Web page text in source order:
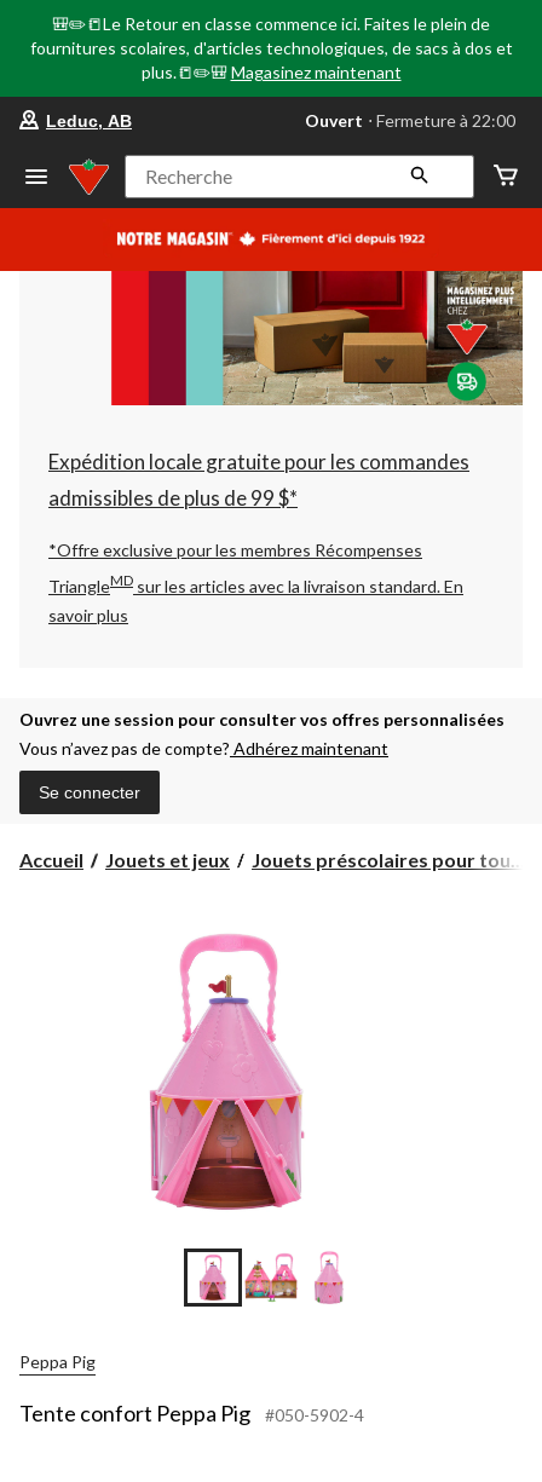
🎒✏️📒Le Retour en classe commence ici. Faites le plein de
fournitures scolaires, d'articles technologiques, de sacs à dos et
plus.📒✏️🎒 Magasinez maintenant
votre
préféré
Leduc,
AB,
courament
Fermeture
à
22:00
cliquer
pour
changer
Leduc, AB Ouvert ⋅ Fermeture à 22:00
Recherche
Expédition locale gratuite pour les commandes
admissibles de plus de 99 $*
*Offre exclusive pour les membres Récompenses
TriangleMD sur les articles avec la livraison standard.En
savoir plus
Ouvrez une session pour consulter vos offres personnalisées
Vous n’avez pas de compte? Adhérez maintenant
Se connecter
Accueil Jouets et jeux Jouets préscolaires pour tou...
Peppa Pig
Tente confort Peppa Pig #050-5902-4